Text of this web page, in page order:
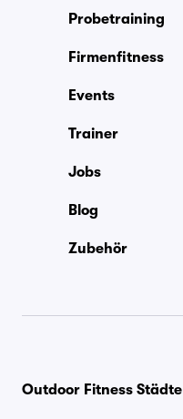
Probetraining
Firmenfitness
Events
Trainer
Jobs
Blog
Zubehör
Outdoor Fitness Städte